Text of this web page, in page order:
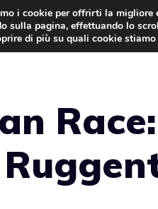
i cookie per offrirti la migliore
sulla pagina, effettuando lo
di più su quali cookie